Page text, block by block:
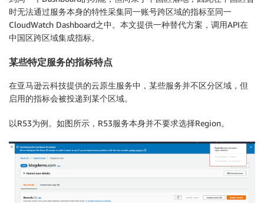
时无法通过服务本身的特性采集同一账号跨区域的指标至同一
CloudWatch Dashboard之中。本文提供一种替代方案，调用API在
中国区跨区域集成指标。
某些特定服务的指标特点
在亚马逊云科技提供的云原生服务中，某些服务并不区分区域，但
启用的指标会被投递到某个区域。
以R53为例。如图所示，R53服务本身并不要求选择Region。